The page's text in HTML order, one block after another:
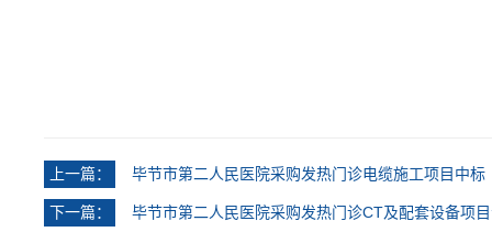
上一篇： 毕节市第二人民医院采购发热门诊电缆施工项目中标
下一篇： 毕节市第二人民医院采购发热门诊CT及配套设备项